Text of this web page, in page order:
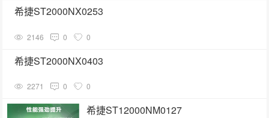
希捷ST2000NX0253
2146 0 0
希捷ST2000NX0403
2271 0 0
希捷ST12000NM0127